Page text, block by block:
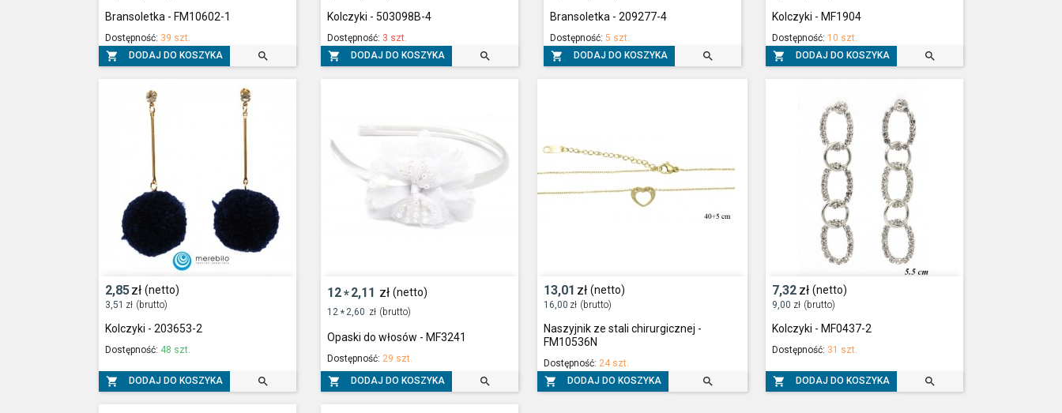
Bransoletka - FM10602-1
Dostępność: 39 szt.
 DODAJ DO KOSZYKA 
Kolczyki - 503098B-4
Dostępność: 3 szt.
 DODAJ DO KOSZYKA 
Bransoletka - 209277-4
Dostępność: 5 szt.
 DODAJ DO KOSZYKA 
Kolczyki - MF1904
Dostępność: 10 szt.
 DODAJ DO KOSZYKA 
2,85zł (netto)
3,51 zł (brutto)
Kolczyki - 203653-2
Dostępność: 48 szt.
 DODAJ DO KOSZYKA 
12*2,11 zł (netto)
12 * 2,60 zł (brutto)
Opaski do włosów - MF3241
Dostępność: 29 szt.
 DODAJ DO KOSZYKA 
13,01 zł (netto)
16,00 zł (brutto)
Naszyjnik ze stali chirurgicznej -
FM10536N
Dostępność: 24 szt.
 DODAJ DO KOSZYKA 
7,32 zł (netto)
9,00 zł (brutto)
Kolczyki - MF0437-2
Dostępność: 31 szt.
 DODAJ DO KOSZYKA 